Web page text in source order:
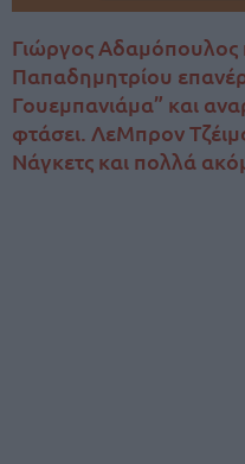
Γιώργος Αδαμόπουλος
Παπαδημητρίου
Γουεμπανιάμα” και
φτάσει. ΛεΜπρον
Νάγκετς και πολλά